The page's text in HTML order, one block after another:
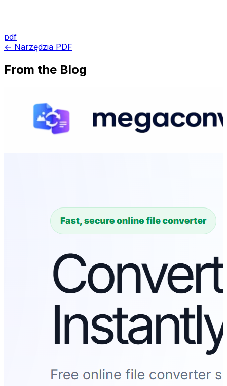
pdf
← Narzędzia PDF
From the Blog